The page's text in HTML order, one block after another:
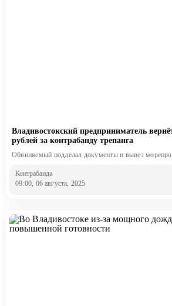
Владивостокский предприниматель
рублей за контрабанду трепанга
Обвиняемый подделал документы и вывез
Контрабанда
09:00, 06 августа, 2025